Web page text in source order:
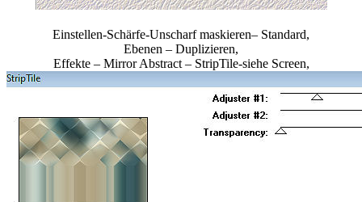
Einstellen-Schärfe-Unscharf maskieren– Standard,
Ebenen – Duplizieren,
Effekte – Mirror Abstract – StripTile-siehe Screen,